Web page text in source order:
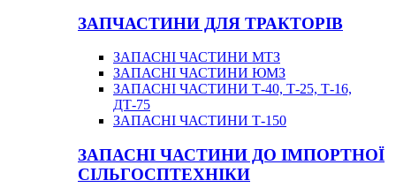
ЗАПЧАСТИНИ ДЛЯ ТРАКТОРІВ
ЗАПАСНІ ЧАСТИНИ МТЗ
ЗАПАСНІ ЧАСТИНИ ЮМЗ
ЗАПАСНІ ЧАСТИНИ Т-40, Т-25, Т-16,
ДТ-75
ЗАПАСНІ ЧАСТИНИ Т-150
ЗАПАСНІ ЧАСТИНИ ДО ІМПОРТНОЇ
СІЛЬГОСПТЕХНІКИ